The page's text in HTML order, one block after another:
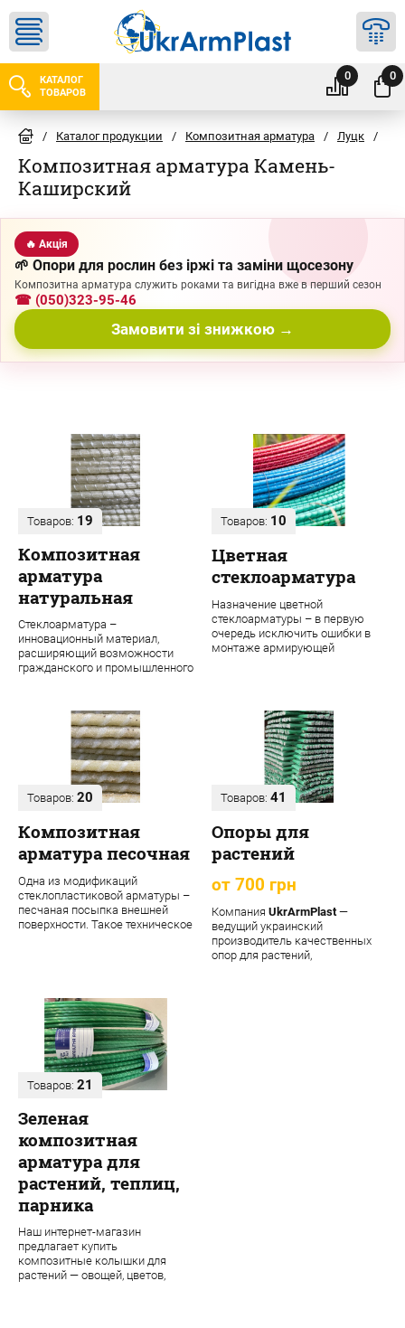
КАТАЛОГ
ТОВАРОВ
0 0
/ Каталог продукции / Композитная арматура / Луцк /
Композитная арматура Камень-
Каширский
🔥 Акція
🌱 Опори для рослин без іржі та заміни щосезону
Композитна арматура служить роками та вигідна вже в перший сезон
☎ (050)323-95-46
Замовити зі знижкою →
Товаров: 19
Композитная
арматура
натуральная
Стеклоарматура –
инновационный материал,
расширяющий возможности
гражданского и промышленного
Товаров: 10
Цветная
стеклоарматура
Назначение цветной
стеклоарматуры – в первую
очередь исключить ошибки в
монтаже армирующей
Товаров: 20
Композитная
арматура песочная
Одна из модификаций
стеклопластиковой арматуры –
песчаная посыпка внешней
поверхности. Такое техническое
Товаров: 41
Опоры для
растений
от 700 грн
Компания UkrArmPlast—
ведущий украинский
производитель качественных
опор для растений,
Товаров: 21
Зеленая
композитная
арматура для
растений, теплиц,
парника
Наш интернет-магазин
предлагает купить
композитные колышки для
растений — овощей, цветов,